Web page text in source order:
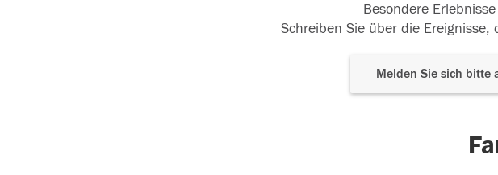
Besondere
Schreiben Sie über die
Melden Sie sich bitte